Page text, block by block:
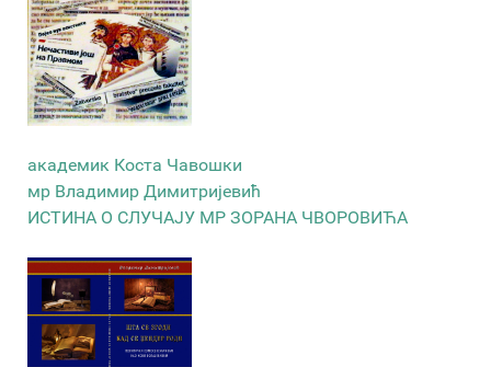
академик Коста Чавошки
мр Владимир Димитријевић
ИСТИНА О СЛУЧАЈУ МР ЗОРАНА ЧВОРОВИЋА